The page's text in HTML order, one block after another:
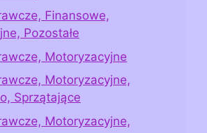
Finansowe,
Pozostałe
Motoryzacyjne
Motoryzacyjne,
Sprzątające
Motoryzacyjne,